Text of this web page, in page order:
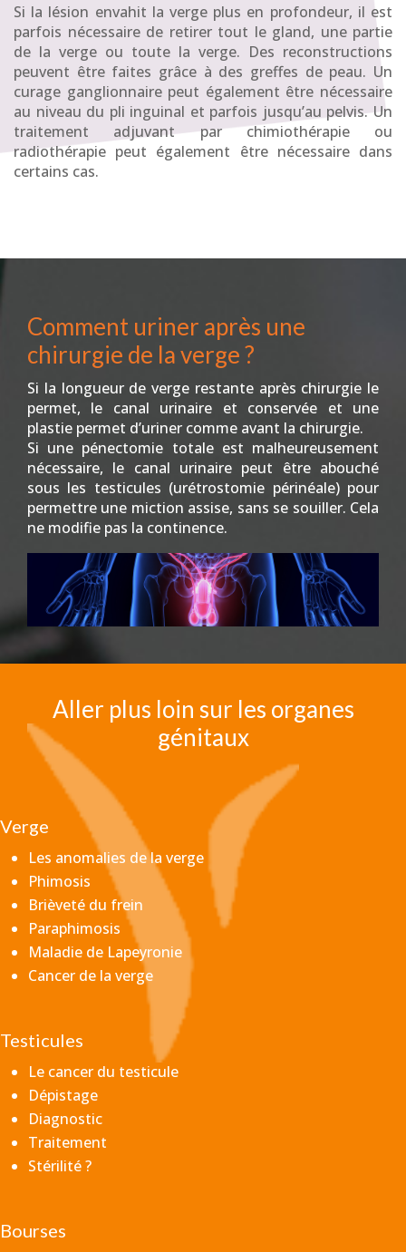
Si la lésion envahit la verge plus en profondeur, il est
parfois nécessaire de retirer tout le gland, une partie
de la verge ou toute la verge. Des reconstructions
peuvent être faites grâce à des greffes de peau. Un
curage ganglionnaire peut également être nécessaire
au niveau du pli inguinal et parfois jusqu’au pelvis. Un
traitement adjuvant par chimiothérapie ou
radiothérapie peut également être nécessaire dans
certains cas.
Comment uriner après une
chirurgie de la verge ?
Si la longueur de verge restante après chirurgie le
permet, le canal urinaire et conservée et une
plastie permet d’uriner comme avant la chirurgie.
Si une pénectomie totale est malheureusement
nécessaire, le canal urinaire peut être abouché
sous les testicules (urétrostomie périnéale) pour
permettre une miction assise, sans se souiller. Cela
ne modifie pas la continence.
Aller plus loin sur les organes
génitaux
Verge
Les anomalies de la verge
Phimosis
Brièveté du frein
Paraphimosis
Maladie de Lapeyronie
Cancer de la verge
Testicules
Le cancer du testicule
Dépistage
Diagnostic
Traitement
Stérilité ?
Bourses